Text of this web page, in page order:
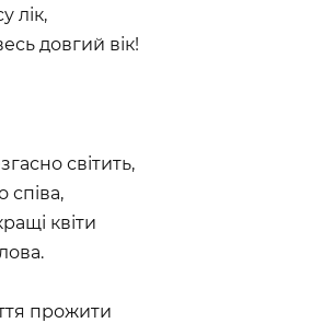
лік,
довгий вік!
світить,
співа,
квіти
прожити